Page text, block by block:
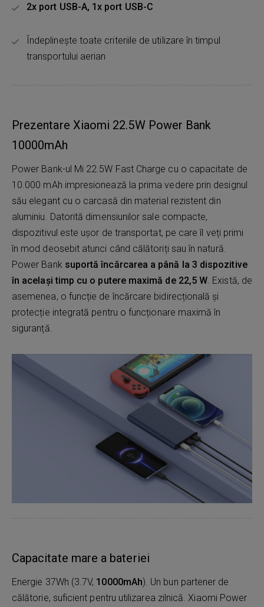
2x port USB-A, 1x port USB-C
Îndeplinește toate criteriile de utilizare în timpul
transportului aerian
Prezentare Xiaomi 22.5W Power Bank
10000mAh
Power Bank-ul Mi 22.5W Fast Charge cu o capacitate de
10.000 mAh impresionează la prima vedere prin designul
său elegant cu o carcasă din material rezistent din
aluminiu. Datorită dimensiunilor sale compacte,
dispozitivul este ușor de transportat, pe care îl veți primi
în mod deosebit atunci când călătoriți sau în natură.
Power Banksuportă încărcarea a până la 3 dispozitive
în același timp cu o putere maximă de 22,5 W. Există, de
asemenea, o funcție de încărcare bidirecțională și
protecție integrată pentru o funcționare maximă în
siguranță.
Capacitate mare a bateriei
Energie 37Wh (3.7V, 10000mAh). Un bun partener de
călătorie, suficient pentru utilizarea zilnică. Xiaomi Power